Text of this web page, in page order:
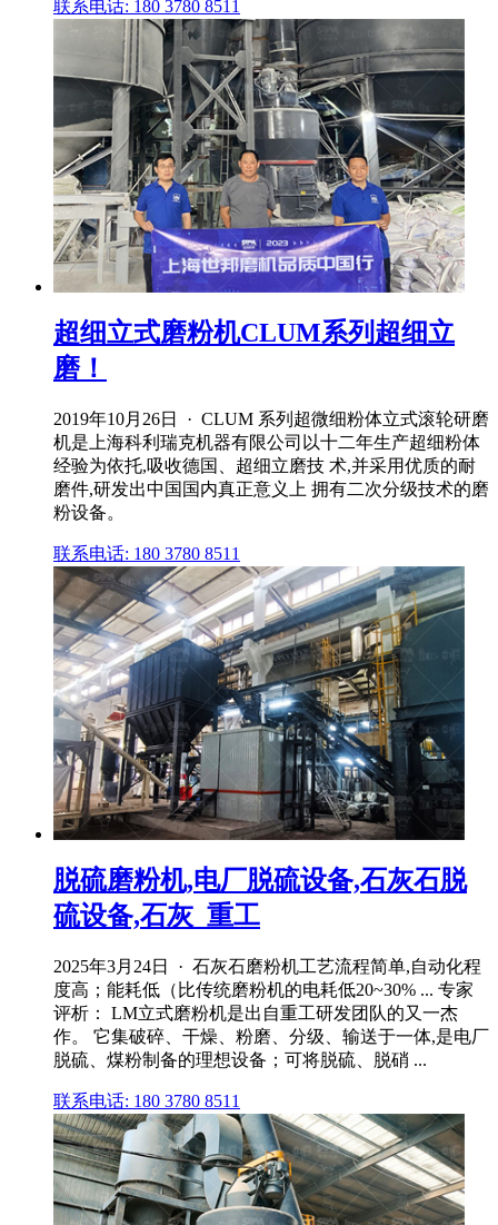
联系电话: 180 3780 8511
超细立式磨粉机CLUM系列超细立
磨！
2019年10月26日 · CLUM 系列超微细粉体立式滚轮研磨
机是上海科利瑞克机器有限公司以十二年生产超细粉体
经验为依托,吸收德国、超细立磨技 术,并采用优质的耐
磨件,研发出中国国内真正意义上 拥有二次分级技术的磨
粉设备。
联系电话: 180 3780 8511
脱硫磨粉机,电厂脱硫设备,石灰石脱
硫设备,石灰_重工
2025年3月24日 · 石灰石磨粉机工艺流程简单,自动化程
度高；能耗低（比传统磨粉机的电耗低20~30% ... 专家
评析： LM立式磨粉机是出自重工研发团队的又一杰
作。 它集破碎、干燥、粉磨、分级、输送于一体,是电厂
脱硫、煤粉制备的理想设备；可将脱硫、脱硝 ...
联系电话: 180 3780 8511